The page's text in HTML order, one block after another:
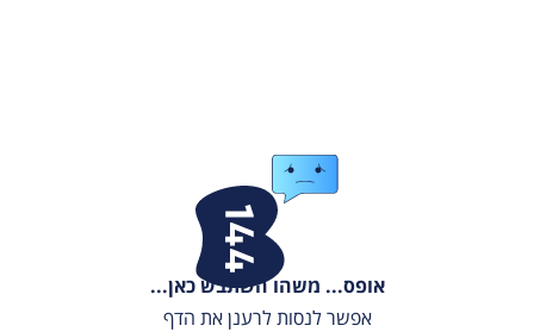
אופס... משהו השתבש כאן...
אפשר לנסות לרענן את הדף